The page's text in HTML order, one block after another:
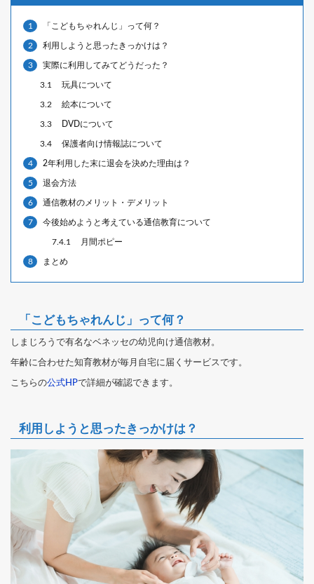
1 「こどもちゃれんじ」って何？
2 利用しようと思ったきっかけは？
3 実際に利用してみてどうだった？
3.1 玩具について
3.2 絵本について
3.3 DVDについて
3.4 保護者向け情報誌について
4 2年利用した末に退会を決めた理由は？
5 退会方法
6 通信教材のメリット・デメリット
7 今後始めようと考えている通信教育について
7.4.1 月間ポピー
8 まとめ
「こどもちゃれんじ」って何？
しまじろうで有名なベネッセの幼児向け通信教材。
年齢に合わせた知育教材が毎月自宅に届くサービスです。
こちらの公式HPで詳細が確認できます。
利用しようと思ったきっかけは？